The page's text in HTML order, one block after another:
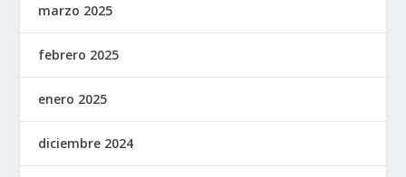
marzo 2025
febrero 2025
enero 2025
diciembre 2024